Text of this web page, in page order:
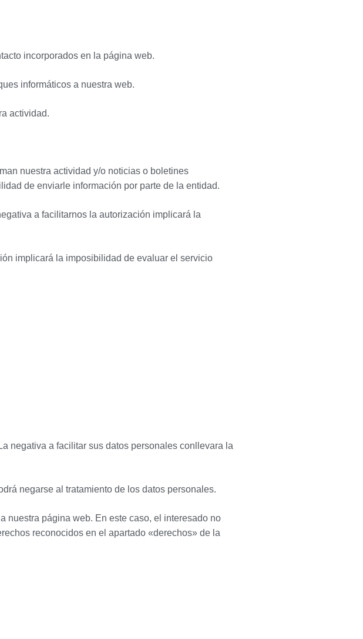
incorporados en la página web.
informáticos a nuestra web.
actividad.
nuestra actividad y/o noticias o boletines
de enviarle información por parte de la entidad.
a facilitarnos la autorización implicará la
implicará la imposibilidad de evaluar el servicio
negativa a facilitar sus datos personales conllevara la
negarse al tratamiento de los datos personales.
nuestra página web. En este caso, el interesado no
reconocidos en el apartado «derechos» de la